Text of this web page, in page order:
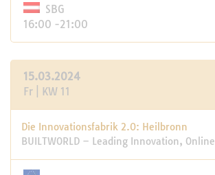
SBG
16:00 -21:00
15.03.2024
Fr | KW 11
Die Innovationsfabrik 2.0: Heilbronn
BUILTWORLD – Leading Innovation, Online